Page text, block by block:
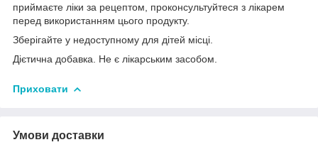
приймаєте ліки за рецептом, проконсультуйтеся з лікарем
перед використанням цього продукту.
Зберігайте у недоступному для дітей місці.
Дієтична добавка. Не є лікарським засобом.
Приховати
Умови доставки